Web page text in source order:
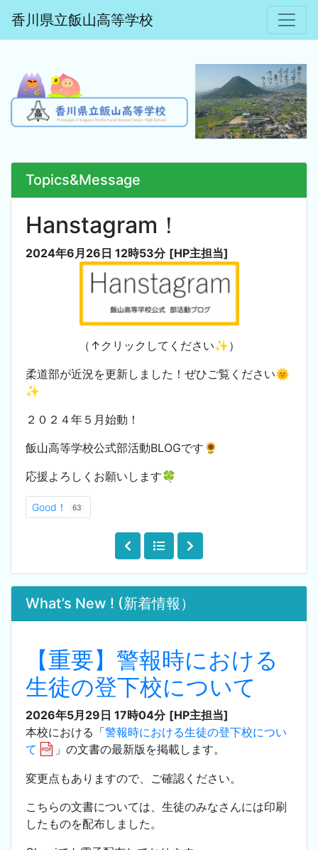
香川県立飯山高等学校
Topics&Message
Hanstagram！
2024年6月26日 12時53分 [HP主担当]
（↑クリックしてください✨）
柔道部が近況を更新しました！ぜひご覧ください🌞
✨
２０２４年５月始動！
飯山高等学校公式部活動BLOGです🌻
応援よろしくお願いします🍀
Good！ 63
What’s New ! (新着情報）
【重要】警報時における
生徒の登下校について
2026年5月29日 17時04分 [HP主担当]
本校における「警報時における生徒の登下校につい
て
」の文書の最新版を掲載します。
変更点もありますので、ご確認ください。
こちらの文書については、生徒のみなさんには印刷
したものを配布しました。